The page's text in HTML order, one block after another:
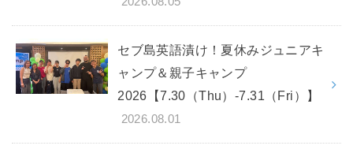
セブ島英語漬け！夏休みジュニアキ
ャンプ＆親子キャンプ
2026【7.30（Thu）-7.31（Fri）】
2026.08.01